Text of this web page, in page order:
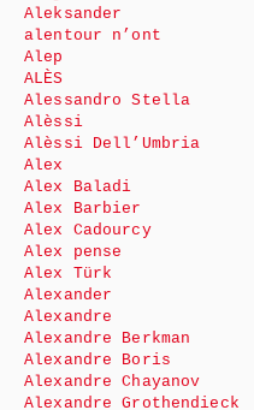
Aleksander
alentour n’ont
Alep
ALÈS
Alessandro Stella
Alèssi
Alèssi Dell’Umbria
Alex
Alex Baladi
Alex Barbier
Alex Cadourcy
Alex pense
Alex Türk
Alexander
Alexandre
Alexandre Berkman
Alexandre Boris
Alexandre Chayanov
Alexandre Grothendieck